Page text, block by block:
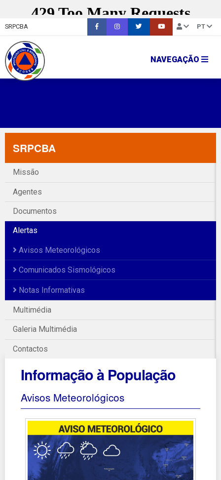
SRPCBA PT
NAVEGAÇÃO
SRPCBA
Missão
Agentes
Documentos
Alertas
Avisos Meteorológicos
Comunicados Sismológicos
Notas Informativas
Multimédia
Galeria Multimédia
Contactos
Informação à População
Avisos Meteorológicos